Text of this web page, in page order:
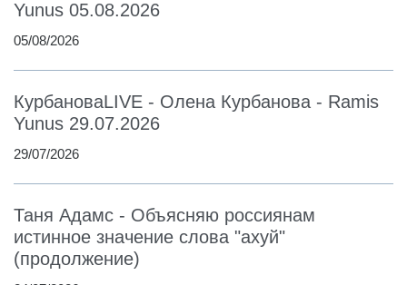
Yunus 05.08.2026
05/08/2026
КурбановаLIVE - Олена Курбанова - Ramis
Yunus 29.07.2026
29/07/2026
Таня Адамс - Объясняю россиянам
истинное значение слова "ахуй"
(продолжение)